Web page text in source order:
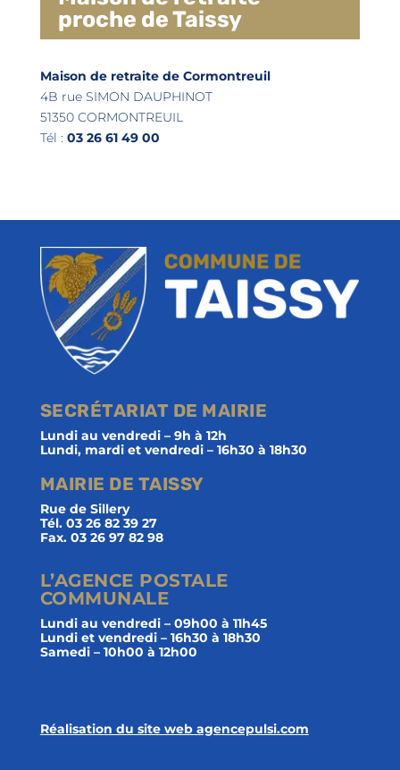
proche de Taissy
Maison de retraite de Cormontreuil
4B rue SIMON DAUPHINOT
51350 CORMONTREUIL
Tél : 03 26 61 49 00
SECRÉTARIAT DE MAIRIE
Lundi au vendredi – 9h à 12h
Lundi, mardi et vendredi – 16h30 à 18h30
MAIRIE DE TAISSY
Rue de Sillery
Tél. 03 26 82 39 27
Fax. 03 26 97 82 98
L’AGENCE POSTALE
COMMUNALE
Lundi au vendredi – 09h00 à 11h45
Lundi et vendredi – 16h30 à 18h30
Samedi – 10h00 à 12h00
Réalisation du site web agencepulsi.com